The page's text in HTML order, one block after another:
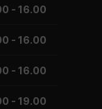
- 16.00
- 16.00
- 16.00
- 19.00